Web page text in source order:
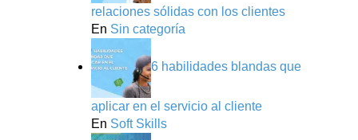
relaciones sólidas con los clientes
En Sin categoría
6 habilidades blandas que
aplicar en el servicio al cliente
En Soft Skills